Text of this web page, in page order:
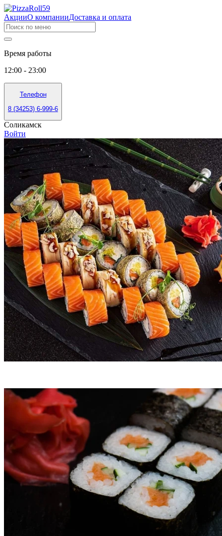
АкцииО компанииДоставка и оплата
Время работы
12:00 - 23:00
Телефон
8 (34253) 6-999-6
Соликамск
Войти